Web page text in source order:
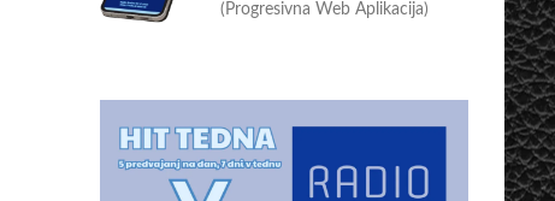
(Progresivna Web Aplikacija)